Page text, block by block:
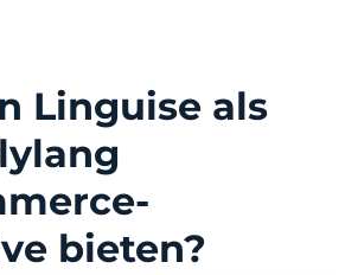
Linguise als
bieten?